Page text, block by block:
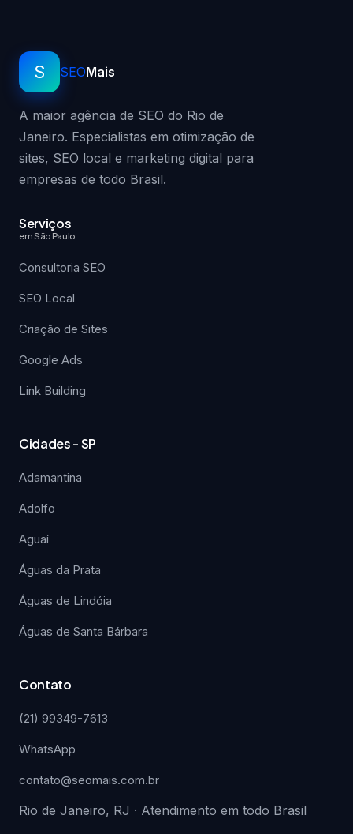
S SEOMais
A maior agência de SEO do Rio de
Janeiro. Especialistas em otimização de
sites, SEO local e marketing digital para
empresas de todo Brasil.
Serviços
em São Paulo
Consultoria SEO
SEO Local
Criação de Sites
Google Ads
Link Building
Cidades - SP
Adamantina
Adolfo
Aguaí
Águas da Prata
Águas de Lindóia
Águas de Santa Bárbara
Contato
(21) 99349-7613
WhatsApp
contato@seomais.com.br
Rio de Janeiro, RJ · Atendimento em todo Brasil